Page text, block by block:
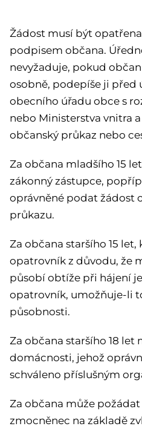
Žádost musí být
podpisem občana.
nevyžaduje, pokud
osobně, podepíše ji před
obecního úřadu obce s
nebo Ministerstva vnitra
občanský průkaz nebo
Za občana mladšího 15
zákonný zástupce,
oprávněné podat žádost
průkazu.
Za občana staršího 15
opatrovník z důvodu, že
působí obtíže při hájení
opatrovník, umožňuje-li
působnosti.
Za občana staršího 18 let
domácnosti, jehož
schváleno příslušným
Za občana může
zmocněnec na základě